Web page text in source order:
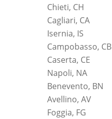
Chieti, CH
Cagliari, CA
Isernia, IS
Campobasso, CB
Caserta, CE
Napoli, NA
Benevento, BN
Avellino, AV
Foggia, FG